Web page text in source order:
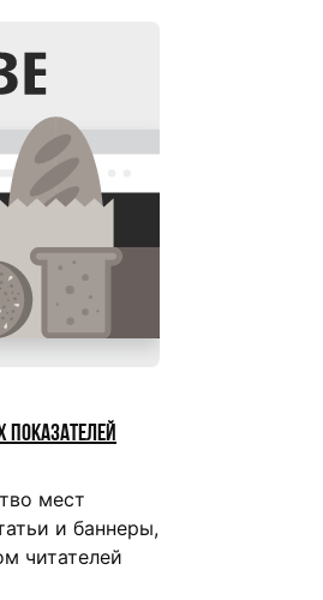
мест
и баннеры,
читателей